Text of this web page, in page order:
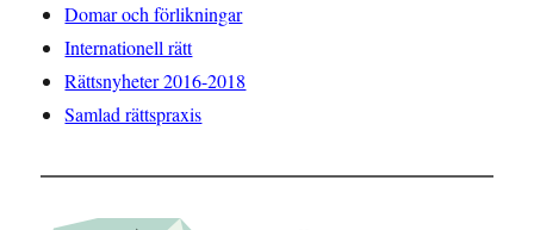
Domar och förlikningar
Internationell rätt
Rättsnyheter 2016-2018
Samlad rättspraxis